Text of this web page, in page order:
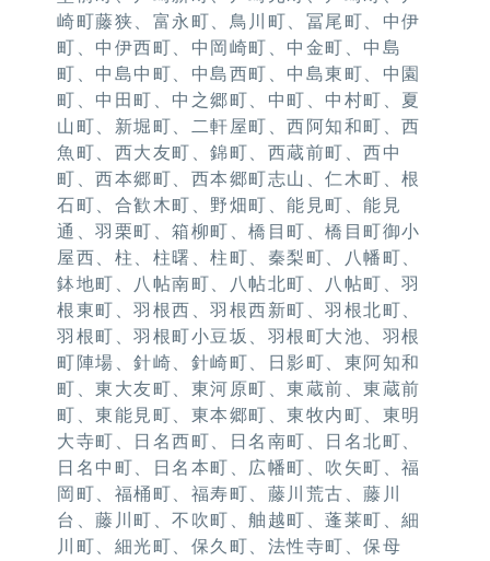
崎町藤狭、富永町、鳥川町、冨尾町、中伊
町、中伊西町、中岡崎町、中金町、中島
町、中島中町、中島西町、中島東町、中園
町、中田町、中之郷町、中町、中村町、夏
山町、新堀町、二軒屋町、西阿知和町、西
魚町、西大友町、錦町、西蔵前町、西中
町、西本郷町、西本郷町志山、仁木町、根
石町、合歓木町、野畑町、能見町、能見
通、羽栗町、箱柳町、橋目町、橋目町御小
屋西、柱、柱曙、柱町、秦梨町、八幡町、
鉢地町、八帖南町、八帖北町、八帖町、羽
根東町、羽根西、羽根西新町、羽根北町、
羽根町、羽根町小豆坂、羽根町大池、羽根
町陣場、針崎、針崎町、日影町、東阿知和
町、東大友町、東河原町、東蔵前、東蔵前
町、東能見町、東本郷町、東牧内町、東明
大寺町、日名西町、日名南町、日名北町、
日名中町、日名本町、広幡町、吹矢町、福
岡町、福桶町、福寿町、藤川荒古、藤川
台、藤川町、不吹町、舳越町、蓬莱町、細
川町、細光町、保久町、法性寺町、保母